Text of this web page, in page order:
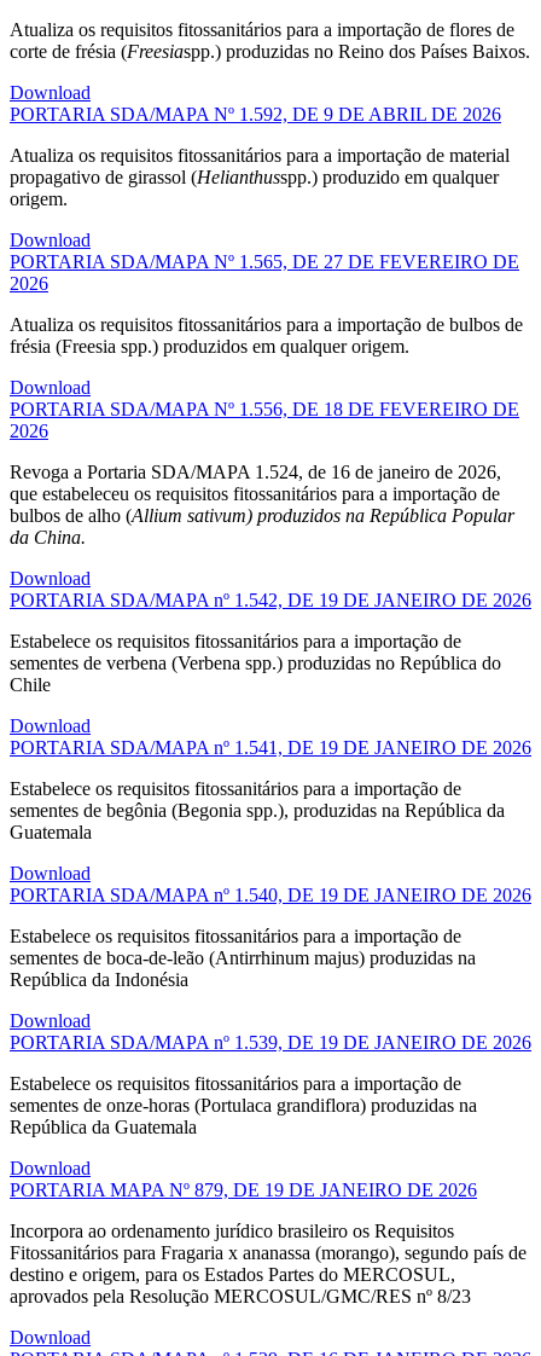
Atualiza os requisitos fitossanitários para a importação de flores de
corte de frésia (Freesiaspp.) produzidas no Reino dos Países Baixos.
Download
PORTARIA SDA/MAPA Nº 1.592, DE 9 DE ABRIL DE 2026
Atualiza os requisitos fitossanitários para a importação de material
propagativo de girassol (Helianthusspp.) produzido em qualquer
origem.
Download
PORTARIA SDA/MAPA Nº 1.565, DE 27 DE FEVEREIRO DE
2026
Atualiza os requisitos fitossanitários para a importação de bulbos de
frésia (Freesia spp.) produzidos em qualquer origem.
Download
PORTARIA SDA/MAPA Nº 1.556, DE 18 DE FEVEREIRO DE
2026
Revoga a Portaria SDA/MAPA 1.524, de 16 de janeiro de 2026,
que estabeleceu os requisitos fitossanitários para a importação de
bulbos de alho (Allium sativum) produzidos na República Popular
da China.
Download
PORTARIA SDA/MAPA nº 1.542, DE 19 DE JANEIRO DE 2026
Estabelece os requisitos fitossanitários para a importação de
sementes de verbena (Verbena spp.) produzidas no República do
Chile
Download
PORTARIA SDA/MAPA nº 1.541, DE 19 DE JANEIRO DE 2026
Estabelece os requisitos fitossanitários para a importação de
sementes de begônia (Begonia spp.), produzidas na República da
Guatemala
Download
PORTARIA SDA/MAPA nº 1.540, DE 19 DE JANEIRO DE 2026
Estabelece os requisitos fitossanitários para a importação de
sementes de boca-de-leão (Antirrhinum majus) produzidas na
República da Indonésia
Download
PORTARIA SDA/MAPA nº 1.539, DE 19 DE JANEIRO DE 2026
Estabelece os requisitos fitossanitários para a importação de
sementes de onze-horas (Portulaca grandiflora) produzidas na
República da Guatemala
Download
PORTARIA MAPA Nº 879, DE 19 DE JANEIRO DE 2026
Incorpora ao ordenamento jurídico brasileiro os Requisitos
Fitossanitários para Fragaria x ananassa (morango), segundo país de
destino e origem, para os Estados Partes do MERCOSUL,
aprovados pela Resolução MERCOSUL/GMC/RES nº 8/23
Download